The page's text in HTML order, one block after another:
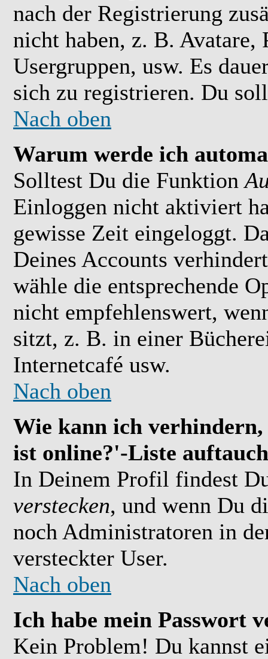
nach der Registrierung
nicht haben, z. B.
Usergruppen, usw. Es
sich zu registrieren. Du
Nach oben
Warum werde ich
Solltest Du die Funktion
Einloggen nicht aktiviert
gewisse Zeit eingeloggt.
Deines Accounts
wähle die entsprechende
nicht empfehlenswert,
sitzt, z. B. in einer
Internetcafé usw.
Nach oben
Wie kann ich
ist online?'-Liste
In Deinem Profil findest
verstecken, und wenn Du
noch Administratoren in
versteckter User.
Nach oben
Ich habe mein Passwort
Kein Problem! Du kannst